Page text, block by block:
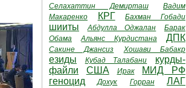
Селахаттин Демирташ
Вадим
Макаренко
КРГ Бахман Гобади
шииты Абдулла Оджалан
Барак
Обама
Альянс Курдистана ДПК
Сакине Джансиз Хошави Бабакр
езиды Кубад Талабани
курды-
файли
США Ирак
МИД РФ
геноцид
Дохук Горран ЛАГ